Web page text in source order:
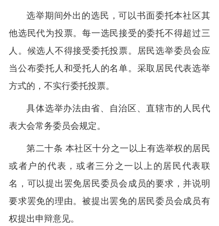
选举期间外出的选民，可以书面委托本社区其
他选民代为投票。每一选民接受的委托不得超过三
人。候选人不得接受委托投票。居民选举委员会应
当公布委托人和受托人的名单。采取居民代表选举
方式的，不实行委托投票。
具体选举办法由省、自治区、直辖市的人民代
表大会常务委员会规定。
第二十条 本社区十分之一以上有选举权的居民
或者户的代表，或者三分之一以上的居民代表联
名，可以提出罢免居民委员会成员的要求，并说明
要求罢免的理由。被提出罢免的居民委员会成员有
权提出申辩意见。